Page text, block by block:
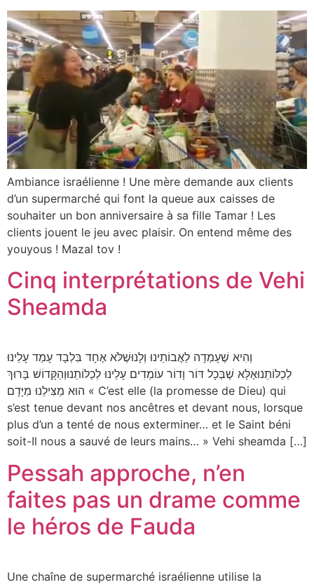
Ambiance israélienne ! Une mère demande aux clients
d’un supermarché qui font la queue aux caisses de
souhaiter un bon anniversaire à sa fille Tamar ! Les
clients jouent le jeu avec plaisir. On entend même des
youyous ! Mazal tov !
Cinq interprétations de Vehi
Sheamda
וְהִיא שֶׁעָמְדָה לַאֲבוֹתֵינוּ וְלָנוּשֶׁלֹּא אֶחָד בִּלְבָד עָמַד עָלֵינוּ
לְכַלּוֹתֵנוּאֶלָּא שֶׁבְּכָל דּוֹר וָדוֹר עוֹמְדִים עָלֵינוּ לְכַלּוֹתֵנוּוְהַקָּדוֹשׁ בָּרוּךְ
הוּא מַצִּילֵנוּ מִיָּדָם « C’est elle (la promesse de Dieu) qui
s’est tenue devant nos ancêtres et devant nous, lorsque
plus d’un a tenté de nous exterminer… et le Saint béni
soit-Il nous a sauvé de leurs mains… » Vehi sheamda […]
Pessah approche, n’en
faites pas un drame comme
le héros de Fauda
Une chaîne de supermarché israélienne utilise la